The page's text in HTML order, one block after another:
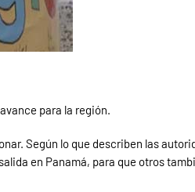
para la región.
Según lo que describen las
en Panamá, para que otros